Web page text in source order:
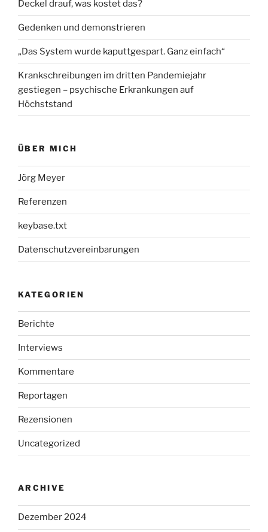
Deckel drauf, was kostet das?
Gedenken und demonstrieren
„Das System wurde kaputtgespart. Ganz einfach“
Krankschreibungen im dritten Pandemiejahr
gestiegen – psychische Erkrankungen auf
Höchststand
ÜBER MICH
Jörg Meyer
Referenzen
keybase.txt
Datenschutzvereinbarungen
KATEGORIEN
Berichte
Interviews
Kommentare
Reportagen
Rezensionen
Uncategorized
ARCHIVE
Dezember 2024